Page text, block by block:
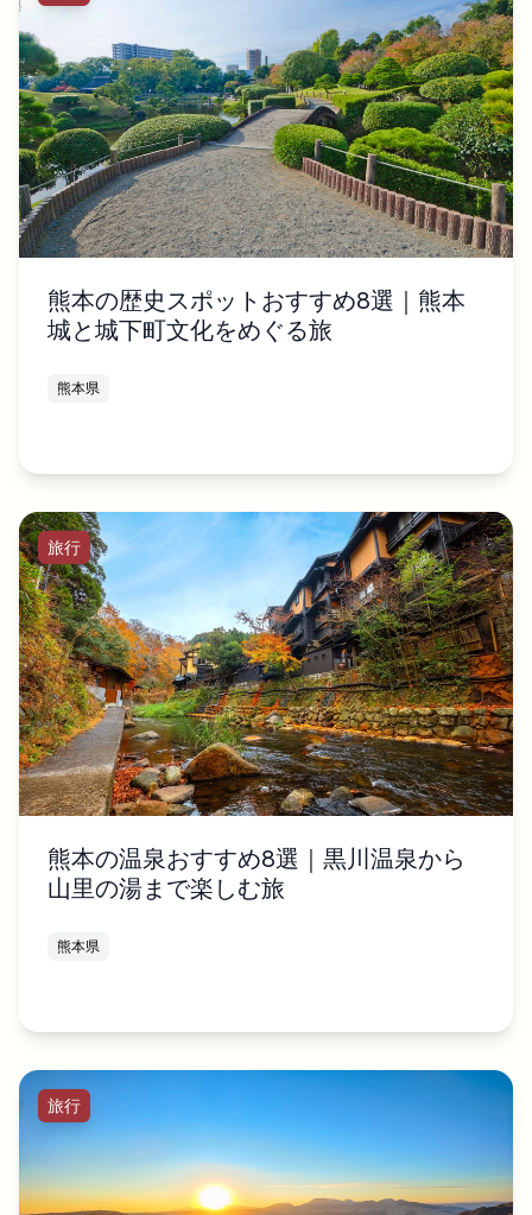
熊本の歴史スポットおすすめ8選｜熊本
城と城下町文化をめぐる旅
熊本県
旅行
熊本の温泉おすすめ8選｜黒川温泉から
山里の湯まで楽しむ旅
熊本県
旅行